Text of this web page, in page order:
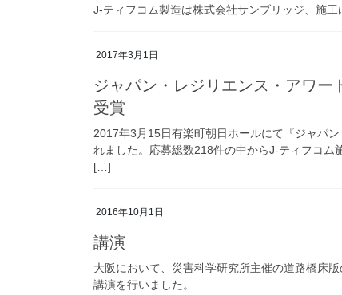
J-ティフコム製造は株式会社サンブリッジ、施
2017年3月1日
ジャパン・レジリエンス・アワ
受賞
2017年3月15日有楽町朝日ホールにて『ジャパ
れました。応募総数218件の中からJ-ティフコム
[…]
2016年10月1日
講演
大阪において、災害科学研究所主催の道路橋床
講演を行いました。